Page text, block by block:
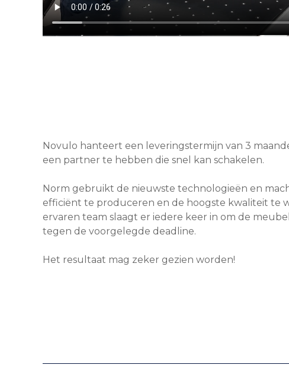
Novulo hanteert een leveringstermijn van 3
een partner te hebben die snel kan schakelen.
Norm gebruikt de nieuwste technologieën en
efficiënt te produceren en de hoogste kwaliteit te
ervaren team slaagt er iedere keer in om de
tegen de voorgelegde deadline.
Het resultaat mag zeker gezien worden!